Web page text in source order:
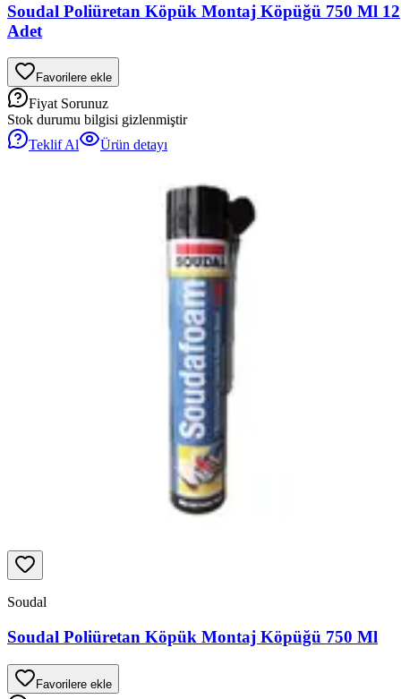
Soudal Poliüretan Köpük Montaj Köpüğü 750 Ml 12
Adet
Favorilere ekle
Fiyat Sorunuz
Stok durumu bilgisi gizlenmiştir
Teklif Al
Ürün detayı
Soudal
Soudal Poliüretan Köpük Montaj Köpüğü 750 Ml
Favorilere ekle